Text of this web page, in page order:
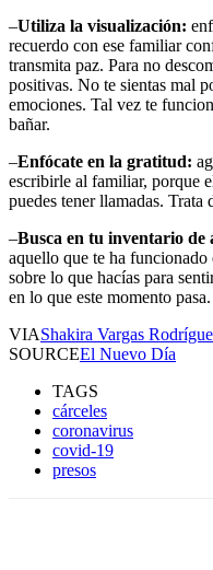
–Utiliza la visualización:
recuerdo con ese familiar
transmita paz. Para no
positivas. No te sientas mal
emociones. Tal vez te
bañar.
–Enfócate en la gratitud:
escribirle al familiar, porque
puedes tener llamadas.
–Busca en tu inventario de
aquello que te ha funcionado
sobre lo que hacías para
en lo que este momento
VIAShakira Vargas
SOURCEEl Nuevo Día
TAGS
cárceles
coronavirus
covid-19
presos